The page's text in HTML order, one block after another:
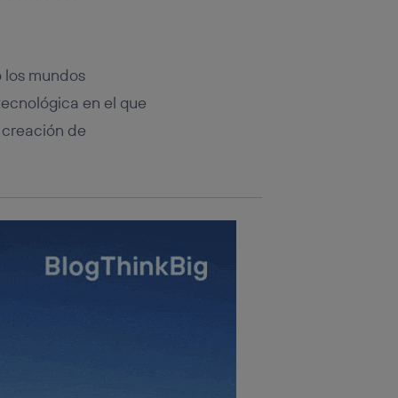
los mundos
en el que
de
que
parte